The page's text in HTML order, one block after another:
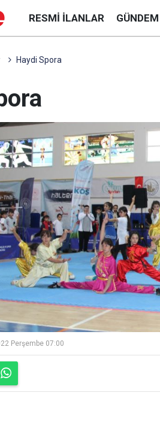
RESMI İLANLAR GÜNDEM
Haydi Spora
Perşembe 07:00